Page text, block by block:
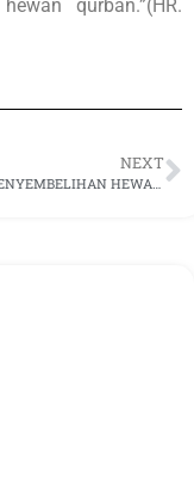
qurban.”(HR.
NEXT